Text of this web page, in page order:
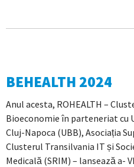
BEHEALTH 2024
Anul acesta, ROHEALTH –
Bioeconomie în parteneriat cu
Cluj-Napoca (UBB), Asociația
Clusterul Transilvania IT și
Medicală (SRIM) – lansează a-